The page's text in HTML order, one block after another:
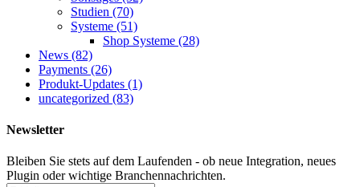
Studien (70)
Systeme (51)
Shop Systeme (28)
News (82)
Payments (26)
Produkt-Updates (1)
uncategorized (83)
Newsletter
Bleiben Sie stets auf dem Laufenden - ob neue Integration, neues
Plugin oder wichtige Branchennachrichten.